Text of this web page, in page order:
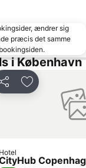
Palace
ændrer sig
præcis det samme
i København
Del Føj til
Hotel